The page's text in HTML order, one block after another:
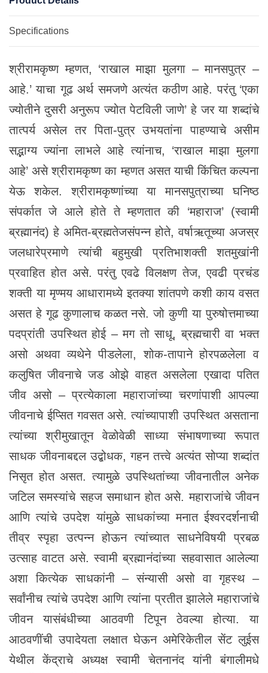
Specifications
श्रीरामकृष्ण म्हणत, ‘राखाल माझा मुलगा – मानसपुत्र –
आहे.’ याचा गूढ अर्थ समजणे अत्यंत कठीण आहे. परंतु ‘एका
ज्योतीने दुसरी अनुरूप ज्योत पेटविली जाणे’ हे जर या शब्दांचे
तात्पर्य असेल तर पिता-पुत्र उभयतांना पाहण्याचे असीम
सद्भाग्य ज्यांना लाभले आहे त्यांनाच, ‘राखाल माझा मुलगा
आहे’ असे श्रीरामकृष्ण का म्हणत असत याची किंचित कल्पना
येऊ शकेल. श्रीरामकृष्णांच्या या मानसपुत्राच्या घनिष्ठ
संपर्कात जे आले होते ते म्हणतात की ‘महाराज’ (स्वामी
ब्रह्मानंद) हे अमित-ब्रह्मतेजसंपन्न होते, वर्षाऋतूच्या अजस्र
जलधारेप्रमाणे त्यांची बहुमुखी प्रतिभाशक्ती शतमुखांनी
प्रवाहित होत असे. परंतु एवढे विलक्षण तेज, एवढी प्रचंड
शक्ती या मृण्मय आधारामध्ये इतक्या शांतपणे कशी काय वसत
असत हे गूढ कुणालाच कळत नसे. जो कुणी या पुरुषोत्तमाच्या
पदप्रांती उपस्थित होई – मग तो साधू, ब्रह्मचारी वा भक्त
असो अथवा व्यथेने पीडलेला, शोक-तापाने होरपळलेला व
कलुषित जीवनाचे जड ओझे वाहत असलेला एखादा पतित
जीव असो – प्रत्येकाला महाराजांच्या चरणांपाशी आपल्या
जीवनाचे ईप्सित गवसत असे. त्यांच्यापाशी उपस्थित असताना
त्यांच्या श्रीमुखातून वेळोवेळी साध्या संभाषणाच्या रूपात
साधक जीवनाबद्दल उद्बोधक, गहन तत्त्वे अत्यंत सोप्या शब्दांत
निसृत होत असत. त्यामुळे उपस्थितांच्या जीवनातील अनेक
जटिल समस्यांचे सहज समाधान होत असे. महाराजांचे जीवन
आणि त्यांचे उपदेश यांमुळे साधकांच्या मनात ईश्वरदर्शनाची
तीव्र स्पृहा उत्पन्न होऊन त्यांच्यात साधनेविषयी प्रबळ
उत्साह वाटत असे. स्वामी ब्रह्मानंदांच्या सहवासात आलेल्या
अशा कित्येक साधकांनी – संन्यासी असो वा गृहस्थ –
सर्वांनीच त्यांचे उपदेश आणि त्यांना प्रतीत झालेले महाराजांचे
जीवन यासंबंधीच्या आठवणी टिपून ठेवल्या होत्या. या
आठवणींची उपादेयता लक्षात घेऊन अमेरिकेतील सेंट लुईस
येथील केंद्राचे अध्यक्ष स्वामी चेतनानंद यांनी बंगालीमधे